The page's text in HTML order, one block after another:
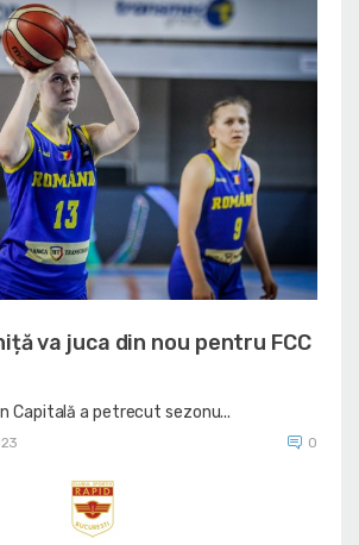
va juca din nou pentru FCC
Capitală a petrecut sezonu...
0